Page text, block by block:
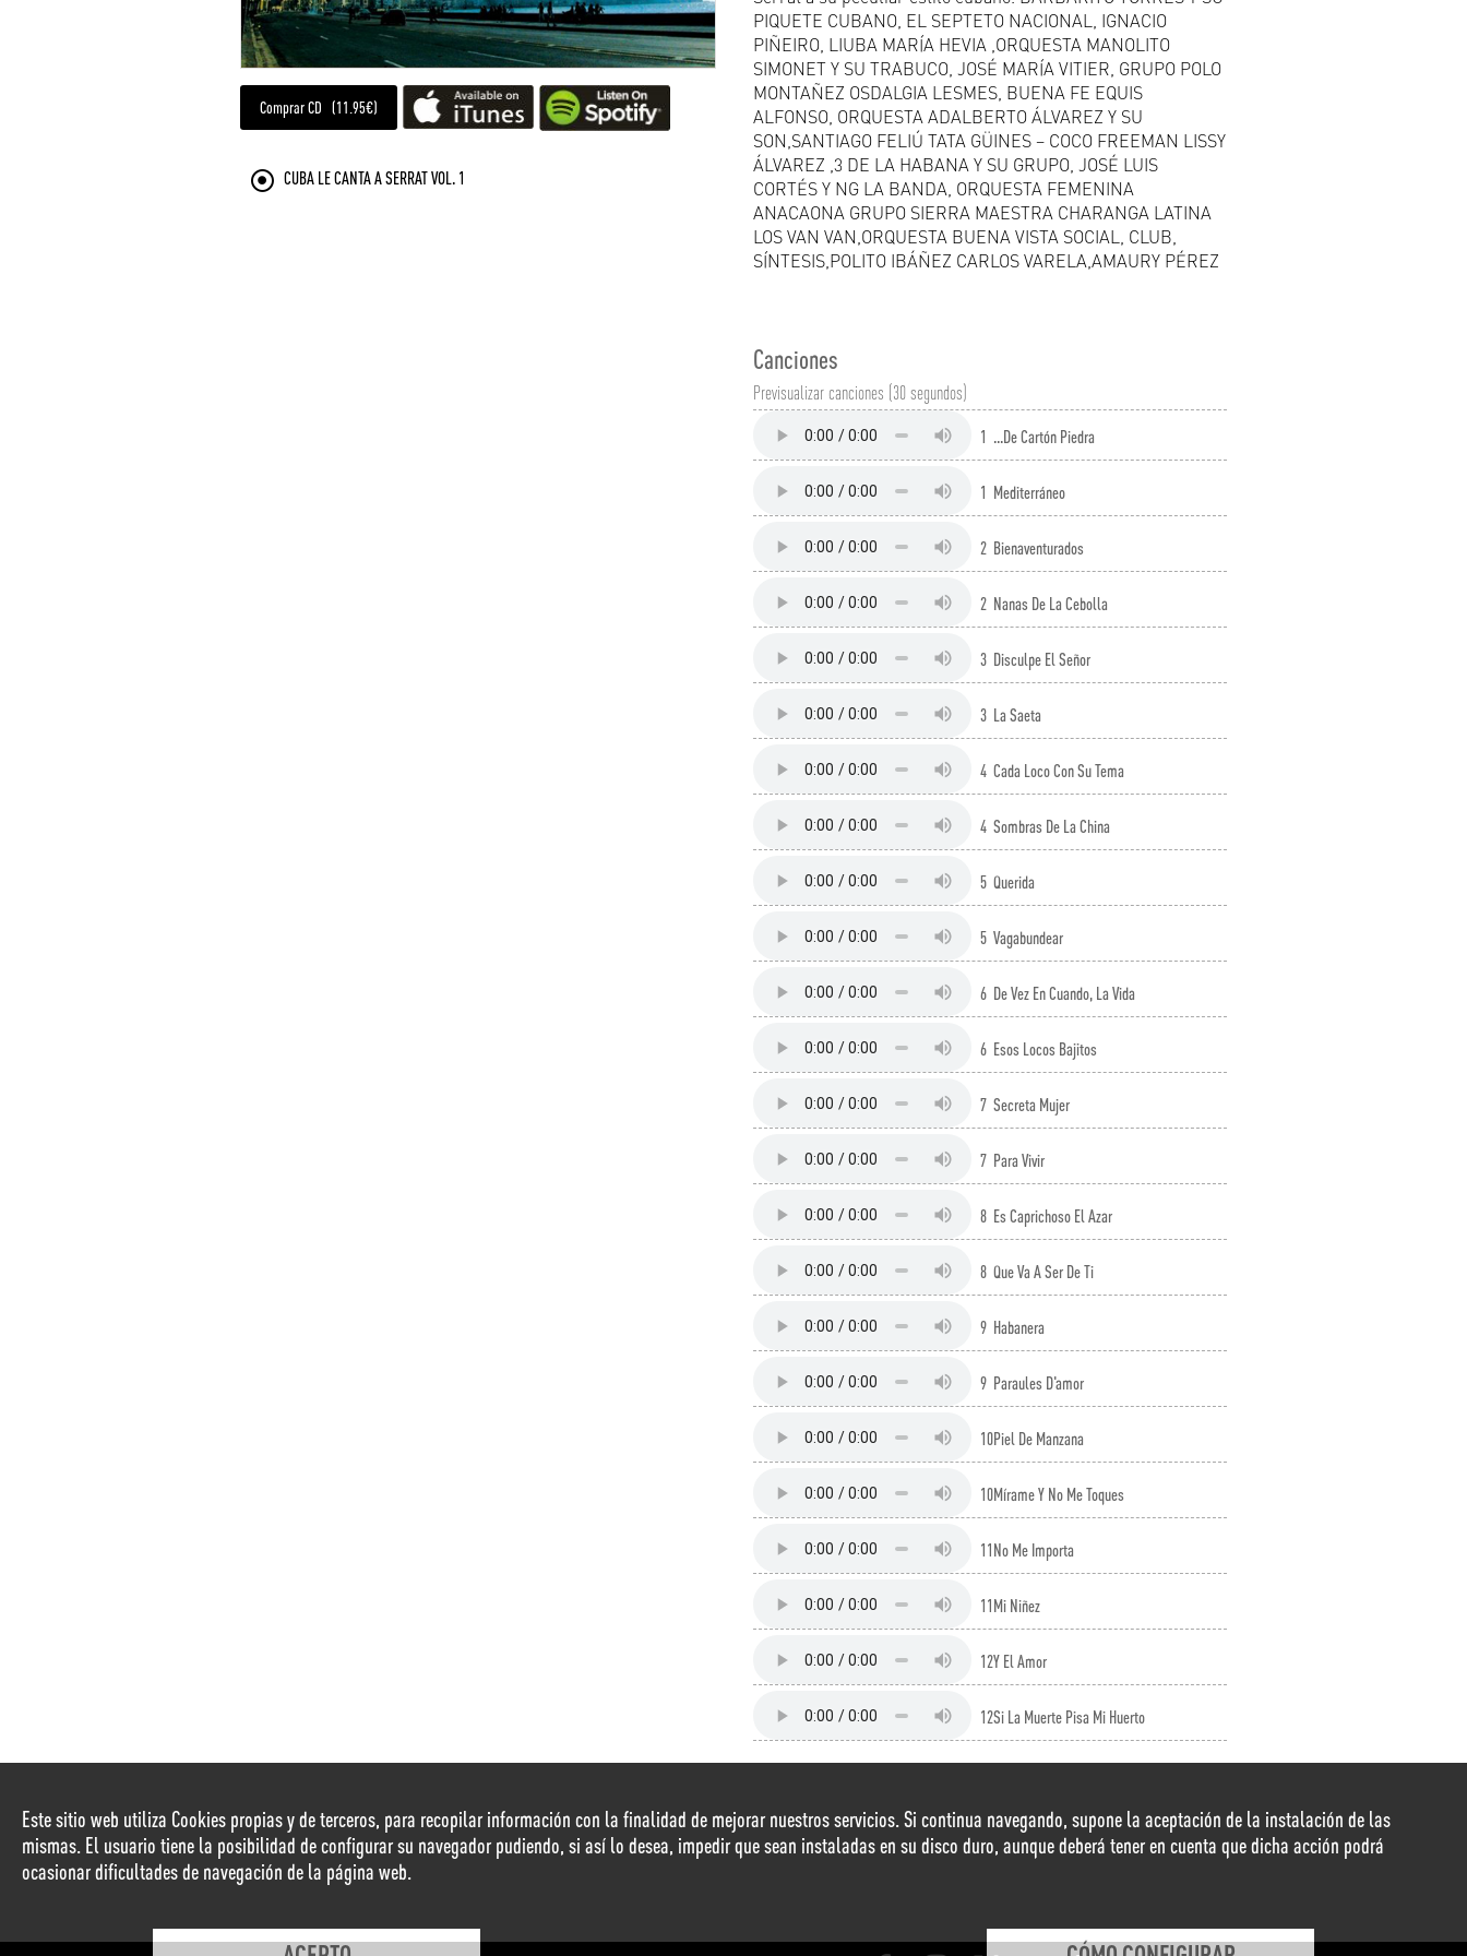
Comprar CD (11.95€)
CUBA LE CANTA A SERRAT VOL. 1
PIQUETE CUBANO, EL SEPTETO NACIONAL, IGNACIO
PIÑEIRO, LIUBA MARÍA HEVIA ,ORQUESTA MANOLITO
SIMONET Y SU TRABUCO, JOSÉ MARÍA VITIER, GRUPO POLO
MONTAÑEZ OSDALGIA LESMES, BUENA FE EQUIS
ALFONSO, ORQUESTA ADALBERTO ÁLVAREZ Y SU
SON,SANTIAGO FELIÚ TATA GÜINES – COCO FREEMAN LISSY
ÁLVAREZ ,3 DE LA HABANA Y SU GRUPO, JOSÉ LUIS
CORTÉS Y NG LA BANDA, ORQUESTA FEMENINA
ANACAONA GRUPO SIERRA MAESTRA CHARANGA LATINA
LOS VAN VAN,ORQUESTA BUENA VISTA SOCIAL, CLUB,
SÍNTESIS,POLITO IBÁÑEZ CARLOS VARELA,AMAURY PÉREZ
Canciones
Previsualizar canciones (30 segundos)
1 ...De Cartón Piedra
1 Mediterráneo
2 Bienaventurados
2 Nanas De La Cebolla
3 Disculpe El Señor
3 La Saeta
4 Cada Loco Con Su Tema
4 Sombras De La China
5 Querida
5 Vagabundear
6 De Vez En Cuando, La Vida
6 Esos Locos Bajitos
7 Secreta Mujer
7 Para Vivir
8 Es Caprichoso El Azar
8 Que Va A Ser De Ti
9 Habanera
9 Paraules D'amor
10Piel De Manzana
10Mírame Y No Me Toques
11No Me Importa
11Mi Niñez
12Y El Amor
12Si La Muerte Pisa Mi Huerto
Este sitio web utiliza Cookies propias y de terceros, para recopilar información con la finalidad de mejorar nuestros servicios. Si continua navegando, supone la aceptación de la instalación de las
mismas. El usuario tiene la posibilidad de configurar su navegador pudiendo, si así lo desea, impedir que sean instaladas en su disco duro, aunque deberá tener en cuenta que dicha acción podrá
ocasionar dificultades de navegación de la página web.